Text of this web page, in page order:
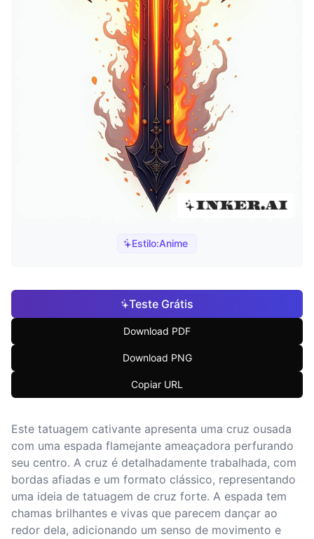
Estilo:Anime
Teste Grátis
Download PDF
Download PNG
Copiar URL
Este tatuagem cativante apresenta uma cruz ousada
com uma espada flamejante ameaçadora perfurando
seu centro. A cruz é detalhadamente trabalhada, com
bordas afiadas e um formato clássico, representando
uma ideia de tatuagem de cruz forte. A espada tem
chamas brilhantes e vivas que parecem dançar ao
redor dela, adicionando um senso de movimento e